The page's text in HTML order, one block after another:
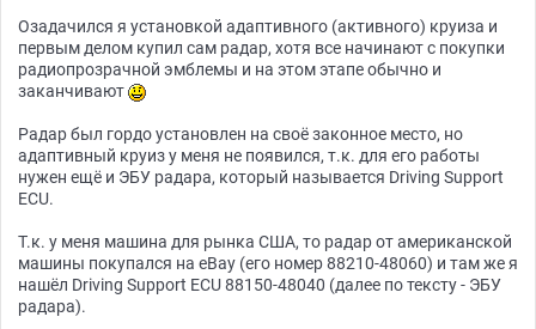
Озадачился я установкой адаптивного (активного) круиза и
первым делом купил сам радар, хотя все начинают с покупки
радиопрозрачной эмблемы и на этом этапе обычно и
заканчивают
Радар был гордо установлен на своё законное место, но
адаптивный круиз у меня не появился, т.к. для его работы
нужен ещё и ЭБУ радара, который называется Driving Support
ECU.
Т.к. у меня машина для рынка США, то радар от американской
машины покупался на eBay (его номер 88210-48060) и там же я
нашёл Driving Support ECU 88150-48040 (далее по тексту - ЭБУ
радара).